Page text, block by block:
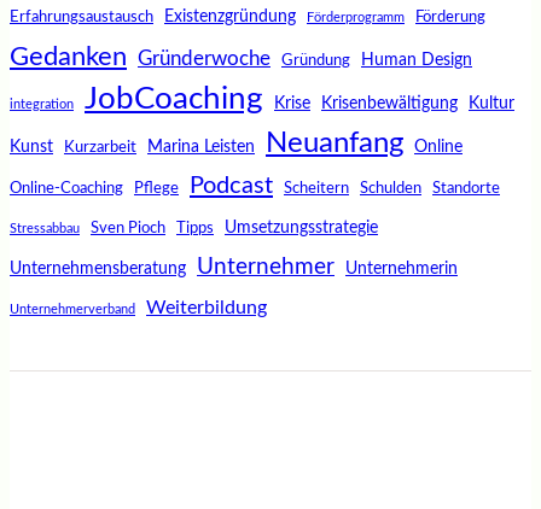
Erfahrungsaustausch Existenzgründung Förderprogramm Förderung
Gedanken Gründerwoche Gründung Human Design
integration JobCoaching Krise Krisenbewältigung Kultur
Kunst Kurzarbeit Marina Leisten Neuanfang Online
Online-Coaching Pflege Podcast Scheitern Schulden Standorte
Stressabbau Sven Pioch Tipps Umsetzungsstrategie
Unternehmensberatung Unternehmer Unternehmerin
Unternehmerverband Weiterbildung